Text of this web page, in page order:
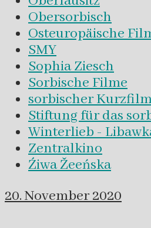
Obersorbisch
Osteuropäische
SMY
Sophia Ziesch
Sorbische Filme
sorbischer
Stiftung für das
Winterlieb -
Zentralkino
Źiwa Žeeńska
20. November 2020